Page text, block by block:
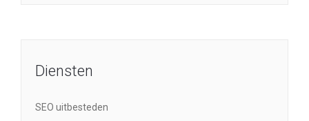
Diensten
SEO uitbesteden